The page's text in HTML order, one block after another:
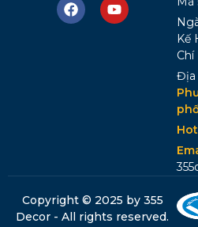
Kế
Chí
Địa
Copyright © 2025 by 355
Decor - All rights reserved.